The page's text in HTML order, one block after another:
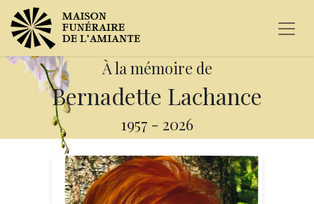
À la mémoire de
Bernadette Lachance
1957 - 2026